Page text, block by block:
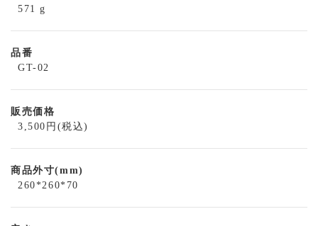
571 g
品番
GT-02
販売価格
3,500円(税込)
商品外寸(mm)
260*260*70